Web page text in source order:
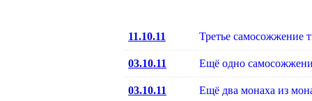
11.10.11 Третье самосожжение
03.10.11 Ещё одно
03.10.11 Ещё два монаха из